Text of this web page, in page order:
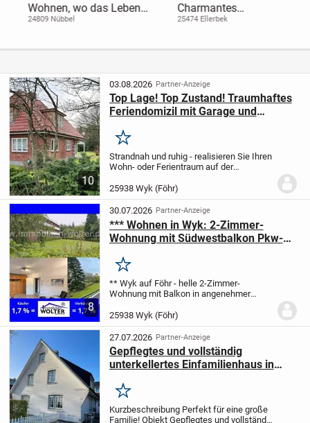
Wohnen, wo das Leben
entschleunigt -
Wohlfühlcharakter
24809 Nübbel
Charmantes
Einfamilienhaus mit
in idyllischer Lage in
25474 Ellerbek
10
03.08.2026 Partner-Anzeige
Top Lage! Top Zustand! Traumhaftes
Feriendomizil mit Garage und
Merken
Strandnah und ruhig - realisieren Sie Ihren
Wohn- oder Ferientraum auf der
begehrten Wyker Südstrand-Viertel
präsentiert sich auf knapp 1200
Quadratmetern Grundstücks...
25938 Wyk (Föhr)
8
30.07.2026 Partner-Anzeige
*** Wohnen in Wyk: 2-Zimmer-
Wohnung mit Südwestbalkon Pkw-
Merken
** Wyk auf Föhr - helle 2-Zimmer-
Wohnung mit Balkon in angenehmer
Balkon- Kellerabteil
suchen eine Wohnung in Wyk auf Föhr,
die Ruhe und...
25938 Wyk (Föhr)
27.07.2026 Partner-Anzeige
Gepflegtes und vollständig
unterkellertes Einfamilienhaus in
Merken
Kurzbeschreibung Perfekt für eine große
Familie! Objekt Gepflegtes und vollständig